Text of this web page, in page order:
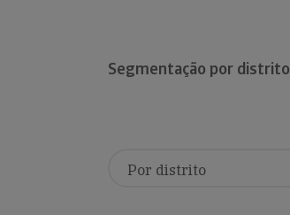
Segmentação por distrito